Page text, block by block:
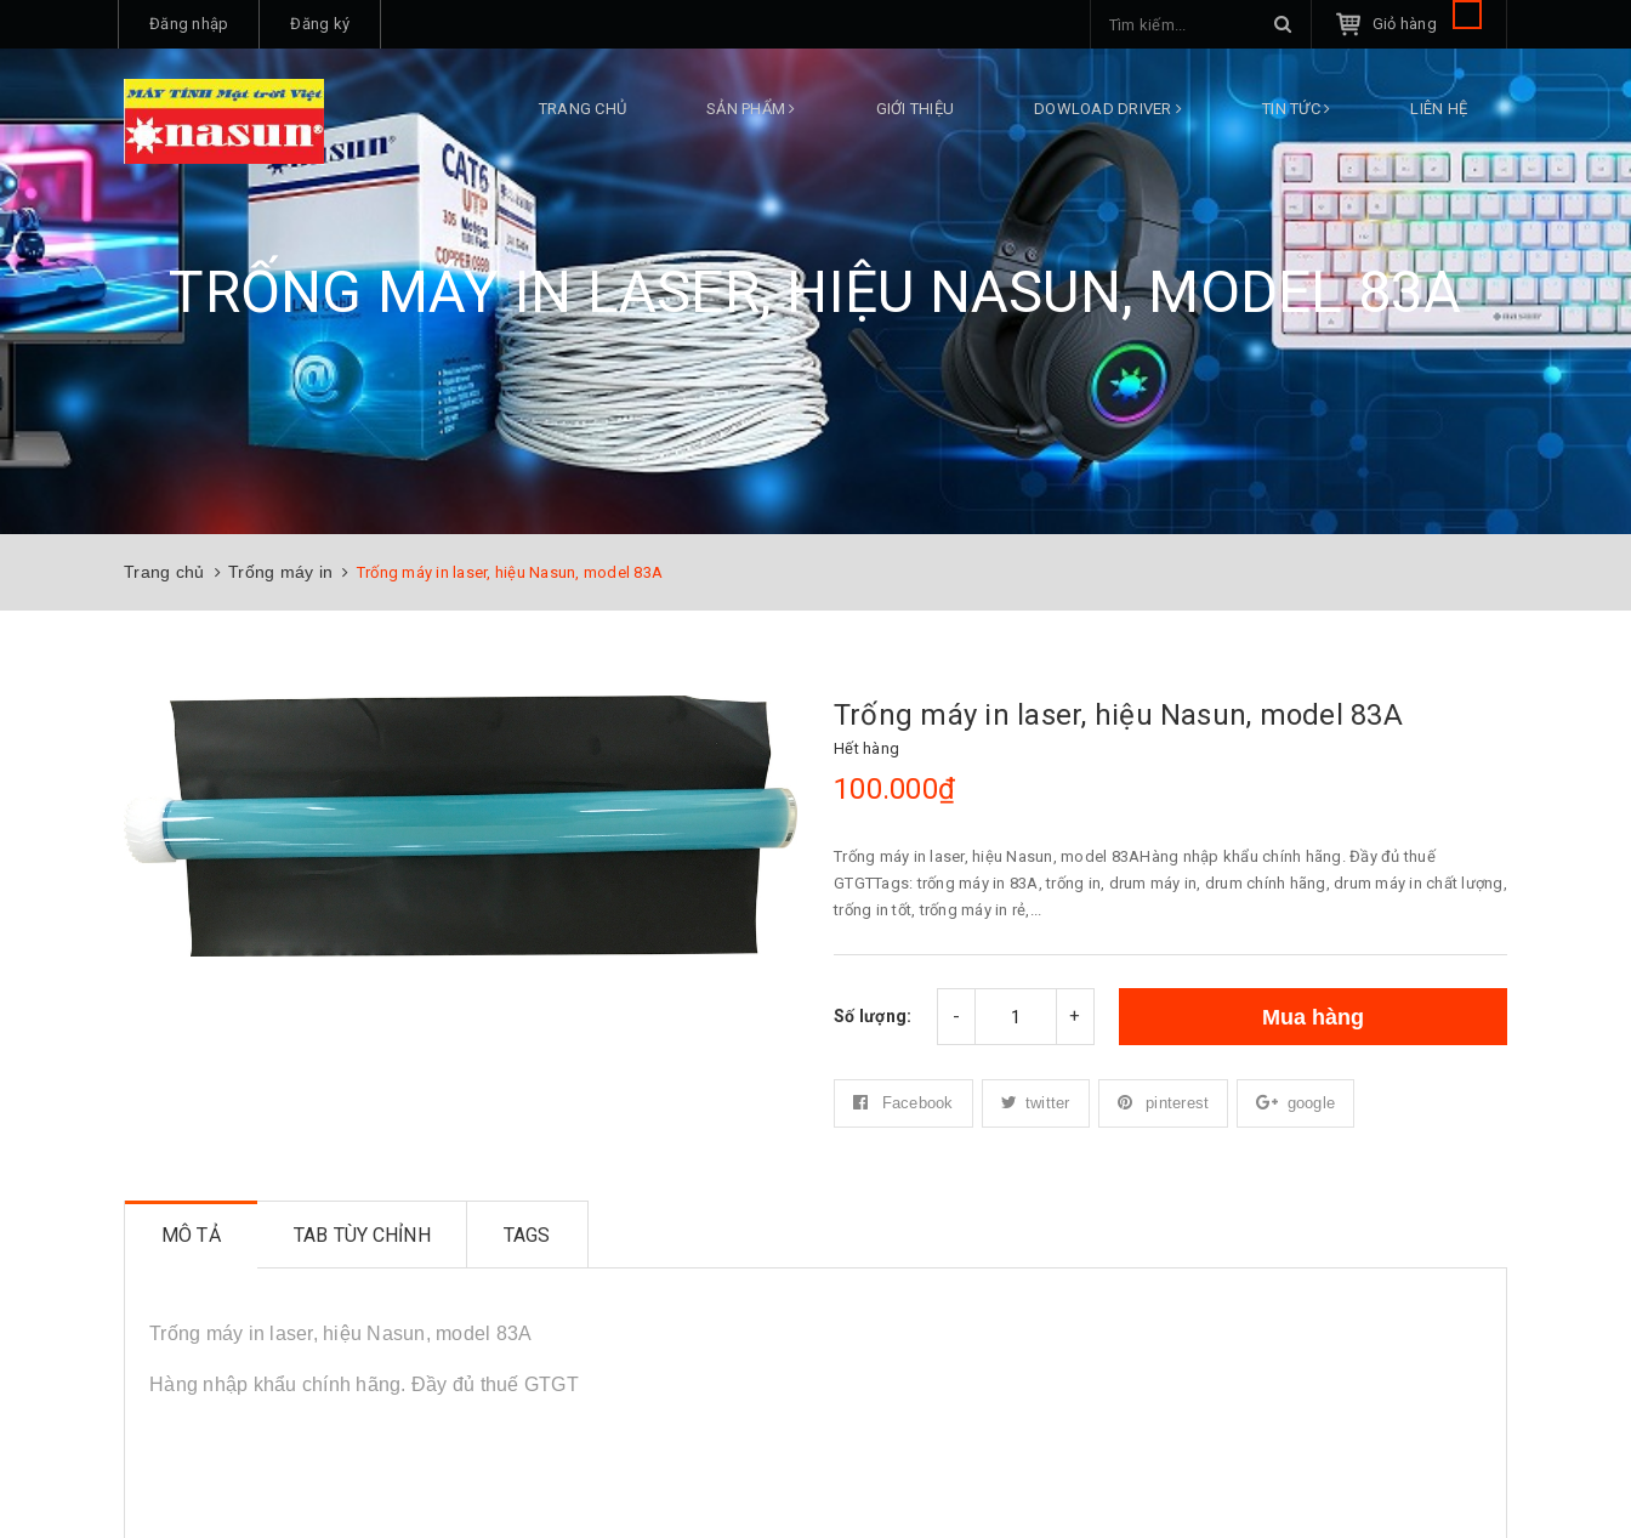
Đăng nhập Đăng ký Giỏ hàng
TRANG CHỦ SẢN PHẨM GIỚI THIỆU DOWLOAD DRIVER TIN TỨC LIÊN HỆ
TRỐNG MÁY IN LASER, HIỆU NASUN, MODEL 83A
Trang chủ Trống máy in Trống máy in laser, hiệu Nasun, model 83A
Trống máy in laser, hiệu Nasun, model 83A
Hết hàng
100.000₫
Trống máy in laser, hiệu Nasun, model 83AHàng nhập khẩu chính hãng. Đầy đủ thuế
GTGTTags: trống máy in 83A, trống in, drum máy in, drum chính hãng, drum máy in chất lượng,
trống in tốt, trống máy in rẻ,...
Số lượng: - + Mua hàng
Facebook twitter pinterest google
MÔ TẢ TAB TÙY CHỈNH TAGS
Trống máy in laser, hiệu Nasun, model 83A
Hàng nhập khẩu chính hãng. Đầy đủ thuế GTGT